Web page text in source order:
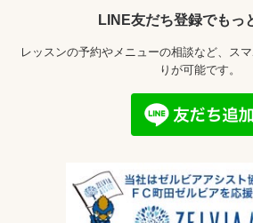
LINE友だち登録でもっ
レッスンの予約やメニューの相談など、ス
りが可能です。